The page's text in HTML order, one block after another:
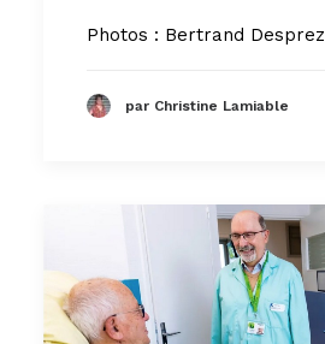
Photos : Bertrand Desprez
par Christine Lamiable